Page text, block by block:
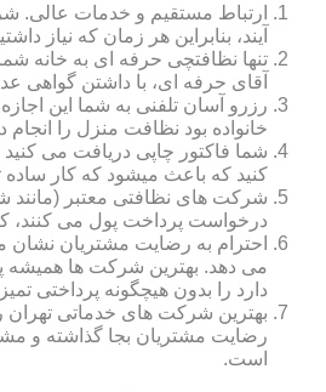
ارتباط مستقیم و خدمات عالی.
آیند، بنابراین هر زمان که نیاز
تنها نظافتچی حرفه ای به خانه
آقای حرفه ای، با داشتن گواهی
رزرو آسان تلفنی به شما این
خانواده بود نظافت منزل را انجام
شما فاکتور چاپی دریافت می کنید
کنید که باعث میشود که کار ساده
شرکت های نظافتی معتبر (مانند
درخواست پرداخت پول می کنند،
احترام به رضایت مشتریان
می دهد. بهترین شرکت ها همیشه
دارد را بدون هیچگونه پرداختی
بهترین شرکت های خدماتی
رضایت مشتریان بجا گذاشته و
است.